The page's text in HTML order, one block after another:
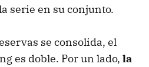
serie en su conjunto.
se consolida, el
es doble. Por un lado, la